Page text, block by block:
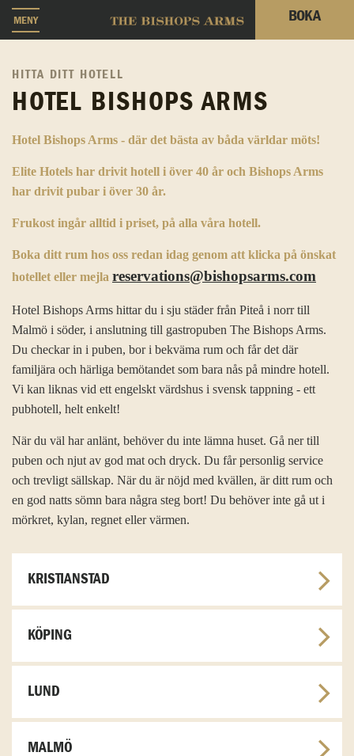
MENY BOKA
HITTA DITT HOTELL
HOTEL BISHOPS ARMS
Hotel Bishops Arms - där det bästa av båda världar möts!
Elite Hotels har drivit hotell i över 40 år och Bishops Arms
har drivit pubar i över 30 år.
Frukost ingår alltid i priset, på alla våra hotell.
Boka ditt rum hos oss redan idag genom att klicka på önskat
hotellet eller mejla reservations@bishopsarms.com
Hotel Bishops Arms hittar du i sju städer från Piteå i norr till
Malmö i söder, i anslutning till gastropuben The Bishops Arms.
Du checkar in i puben, bor i bekväma rum och får det där
familjära och härliga bemötandet som bara nås på mindre hotell.
Vi kan liknas vid ett engelskt värdshus i svensk tappning - ett
pubhotell, helt enkelt!
När du väl har anlänt, behöver du inte lämna huset. Gå ner till
puben och njut av god mat och dryck. Du får personlig service
och trevligt sällskap. När du är nöjd med kvällen, är ditt rum och
en god natts sömn bara några steg bort! Du behöver inte gå ut i
mörkret, kylan, regnet eller värmen.
KRISTIANSTAD
KÖPING
LUND
MALMÖ